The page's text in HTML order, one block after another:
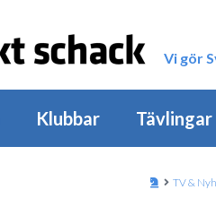
Vi gör
Klubbar Tävlingar
TV &